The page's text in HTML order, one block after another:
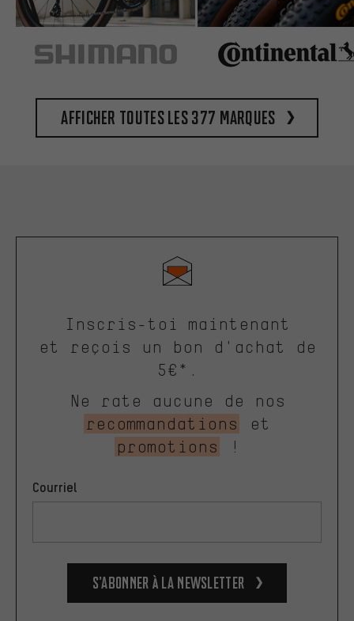
Afficher toutes les 377 marques
Inscris-toi maintenant
et reçois un bon d'achat de
5€*.
Ne rate aucune de nos
recommandations
et
promotions
!
Courriel
S’abonner à la newsletter